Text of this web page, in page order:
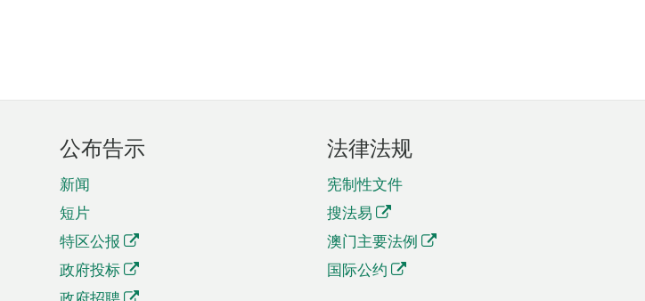
公布告示
新闻
短片
特区公报
政府投标
法律法规
宪制性文件
搜法易
澳门主要法例
国际公约